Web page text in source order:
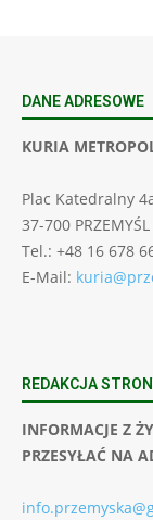
DANE ADRESOWE
KURIA
Plac Katedralny
37-700 PRZEMYŚL
Tel.: +48 16 678
E-Mail:
REDAKCJA
INFORMACJE Z
PRZESYŁAĆ NA